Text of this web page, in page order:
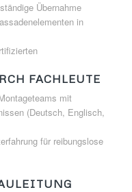
Übernahme
in
FACHLEUTE
mit
(Deutsch, Englisch,
für reibungslose